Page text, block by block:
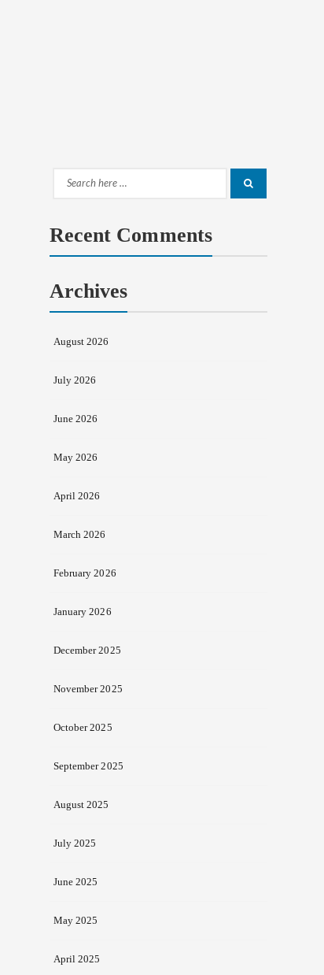
Search
Recent Comments
Archives
August 2026
July 2026
June 2026
May 2026
April 2026
March 2026
February 2026
January 2026
December 2025
November 2025
October 2025
September 2025
August 2025
July 2025
June 2025
May 2025
April 2025